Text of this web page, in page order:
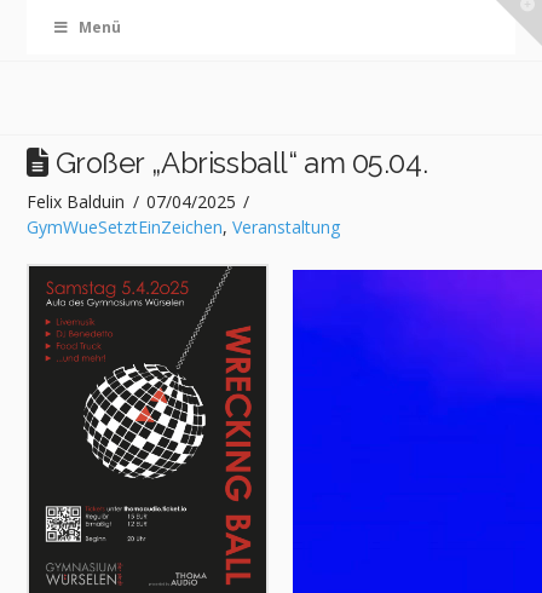
Menü
Großer „Abrissball“ am 05.04.
Felix Balduin
07/04/2025
GymWueSetztEinZeichen,Veranstaltung